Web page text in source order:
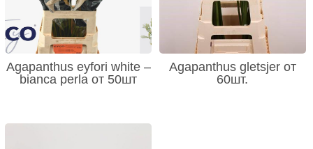
Agapanthus eyfori white –
bianca perla от 50шт
Agapanthus gletsjer от
60шт.